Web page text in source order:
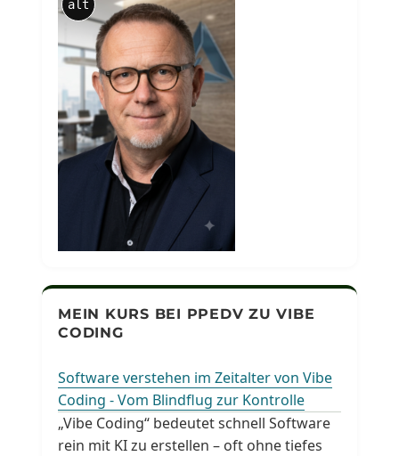
alt
MEIN KURS BEI PPEDV ZU VIBE
CODING
Software verstehen im Zeitalter von Vibe
Coding - Vom Blindflug zur Kontrolle
„Vibe Coding“ bedeutet schnell Software
rein mit KI zu erstellen – oft ohne tiefes